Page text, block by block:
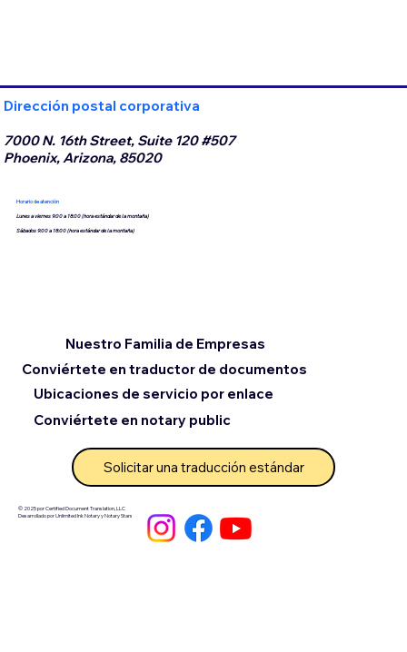
Dirección postal corporativa
7000 N. 16th Street, Suite 120 #507
Phoenix, Arizona, 85020
Horario de atención
Lunes a viernes 9:00 a 18:00 (hora estándar de la montaña)
Sábados 9:00 a 18:00 (hora estándar de la montaña)
© 2025 por Certified Document Translation, LLC
Desarrollado por Unlimited Ink Notary y Notary Stars
Conviértete en traductor de documentos
Ubicaciones de servicio por enlace
Nuestro Familia de Empresas
Conviértete en notary public
Solicitar una traducción estándar